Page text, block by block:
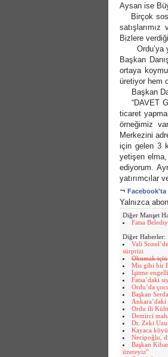
Aysan ise
Birçok
Bizlere
Ordu’ya
Başkan
ortaya
üretiyor hem
Başkan
“DAVET
ticaret
örneğimiz
Merkezini
için gelen 3
yetişen
ediyorum.
yatırımcılar
¬ Facebook'ta
Yalnızca
Diğer Manşet
Fatsa
Diğer Haberler:
Vali
sürprizi
Okumak
Mis gibi bir
İşitme
Fatsa’daki
Ordu’da
Başkan
Ankara’daki
Ordu ili
Demirci
Dr. Zeki
Kayaca
Necipoğlu,
Başkan
üzereyiz”